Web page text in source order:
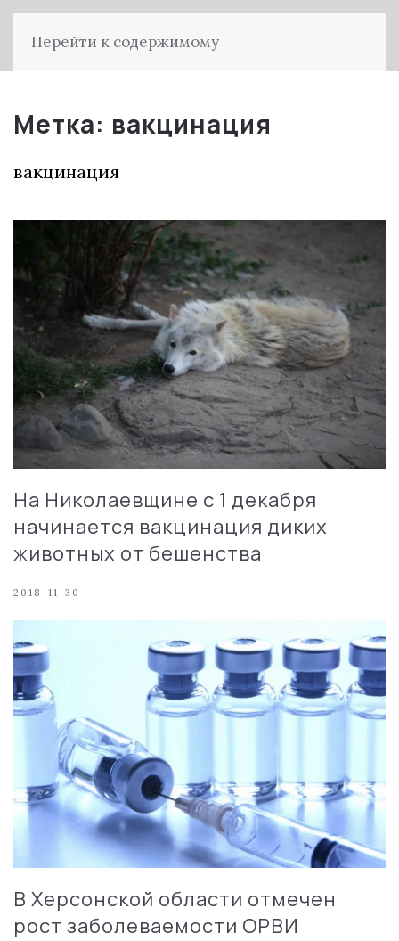
Перейти к содержимому
Метка: вакцинация
вакцинация
На Николаевщине с 1 декабря
начинается вакцинация диких
животных от бешенства
2018-11-30
В Херсонской области отмечен
рост заболеваемости ОРВИ